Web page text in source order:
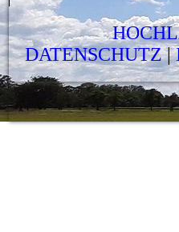
DATENSCHUTZ |